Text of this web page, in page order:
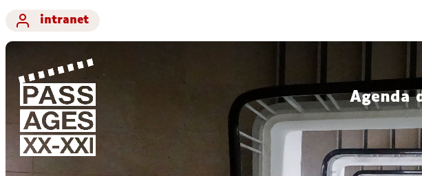
intranet
Agenda